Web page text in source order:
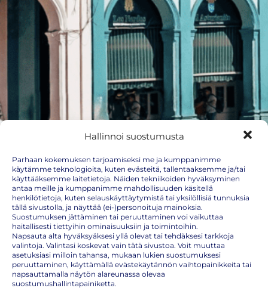
Hallinnoi suostumusta
Parhaan kokemuksen tarjoamiseksi me ja kumppanimme
käytämme teknologioita, kuten evästeitä, tallentaaksemme ja/tai
käyttääksemme laitetietoja. Näiden tekniikoiden hyväksyminen
antaa meille ja kumppanimme mahdollisuuden käsitellä
henkilötietoja, kuten selauskäyttäytymistä tai yksilöllisiä tunnuksia
tällä sivustolla, ja näyttää (ei-)personoituja mainoksia.
Suostumuksen jättäminen tai peruuttaminen voi vaikuttaa
haitallisesti tiettyihin ominaisuuksiin ja toimintoihin.
Napsauta alta hyväksyäksesi yllä olevat tai tehdäksesi tarkkoja
valintoja. Valintasi koskevat vain tätä sivustoa. Voit muuttaa
asetuksiasi milloin tahansa, mukaan lukien suostumuksesi
peruuttaminen, käyttämällä evästekäytännön vaihtopainikkeita tai
napsauttamalla näytön alareunassa olevaa
suostumushallintapainiketta.
Kuuba rokotukset